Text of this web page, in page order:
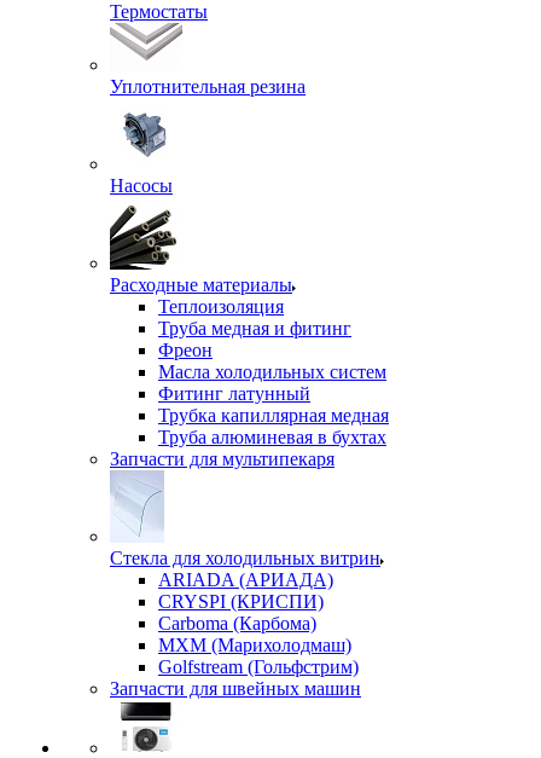
Термостаты
Уплотнительная резина
Насосы
Расходные материалы
Теплоизоляция
Труба медная и фитинг
Фреон
Масла холодильных систем
Фитинг латунный
Трубка капиллярная медная
Труба алюминевая в бухтах
Запчасти для мультипекаря
Стекла для холодильных витрин
ARIADA (АРИАДА)
CRYSPI (КРИСПИ)
Carboma (Карбома)
MXM (Марихолодмаш)
Golfstream (Гольфстрим)
Запчасти для швейных машин